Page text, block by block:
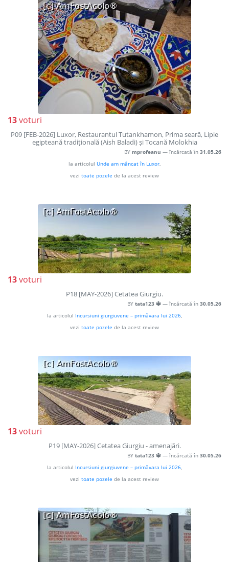
13voturi
P09 [FEB-2026] Luxor, Restaurantul Tutankhamon, Prima seară, Lipie
egipteană tradițională (Aish Baladi) și Tocană Molokhia
BY mprofeanu — încărcată în 31.05.26
la articolul Unde am mâncat în Luxor,
vezi toate pozele de la acest review
13voturi
P18 [MAY-2026] Cetatea Giurgiu.
BY tata123 🔱 — încărcată în 30.05.26
la articolul Incursiuni giurgiuvene – primăvara lui 2026,
vezi toate pozele de la acest review
13voturi
P19 [MAY-2026] Cetatea Giurgiu - amenajări.
BY tata123 🔱 — încărcată în 30.05.26
la articolul Incursiuni giurgiuvene – primăvara lui 2026,
vezi toate pozele de la acest review